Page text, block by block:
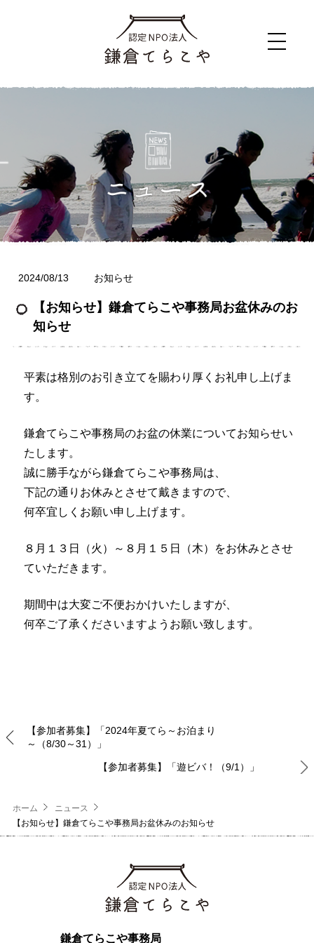
2024/08/13 お知らせ
【お知らせ】鎌倉てらこや事務局お盆休みのお
知らせ
平素は格別のお引き立てを賜わり厚くお礼申し上げま
す。
鎌倉てらこや事務局のお盆の休業についてお知らせい
たします。
誠に勝手ながら鎌倉てらこや事務局は、
下記の通りお休みとさせて戴きますので、
何卒宜しくお願い申し上げます。
８月１３日（火）～８月１５日（木）をお休みとさせ
ていただきます。
期間中は大変ご不便おかけいたしますが、
何卒ご了承くださいますようお願い致します。
【参加者募集】「2024年夏てら～お泊まり
～（8/30～31）」
【参加者募集】「遊ビバ！（9/1）」
ホーム
ニュース
【お知らせ】鎌倉てらこや事務局お盆休みのお知らせ
鎌倉てらこや事務局